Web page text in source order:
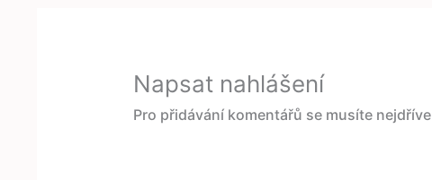
Napsat nahlášení
Pro přidávání komentářů se musíte nejdříve